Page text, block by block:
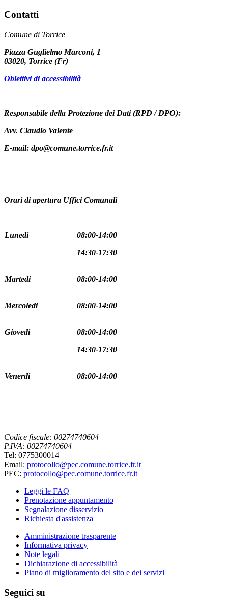
Contatti
Comune di Torrice
Piazza Guglielmo Marconi, 1
03020, Torrice (Fr)
Obiettivi di accessibilità
Responsabile della Protezione dei Dati (RPD / DPO):
Avv. Claudio Valente
E-mail: dpo@comune.torrice.fr.it
Orari di apertura Uffici Comunali
Lunedi
08:00-14:00
14:30-17:30
Martedi 08:00-14:00
Mercoledi 08:00-14:00
Giovedi
08:00-14:00
14:30-17:30
Venerdi 08:00-14:00
Codice fiscale: 00274740604
P.IVA: 00274740604
Tel: 0775300014
Email: protocollo@pec.comune.torrice.fr.it
PEC: protocollo@pec.comune.torrice.fr.it
Leggi le FAQ
Prenotazione appuntamento
Segnalazione disservizio
Richiesta d'assistenza
Amministrazione trasparente
Informativa privacy
Note legali
Dichiarazione di accessibilità
Piano di miglioramento del sito e dei servizi
Seguici su